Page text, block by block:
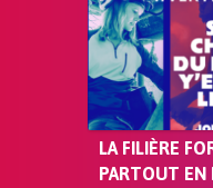
LA FILIÈRE
PARTOUT EN